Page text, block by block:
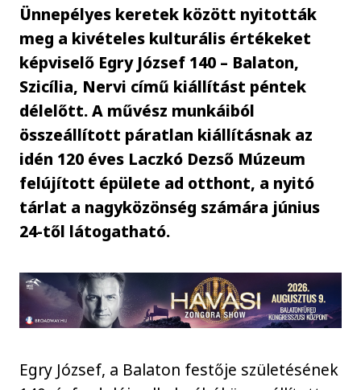
Ünnepélyes keretek között nyitották
meg a kivételes kulturális értékeket
képviselő Egry József 140 – Balaton,
Szicília, Nervi című kiállítást péntek
délelőtt. A művész munkáiból
összeállított páratlan kiállításnak az
idén 120 éves Laczkó Dezső Múzeum
felújított épülete ad otthont, a nyitó
tárlat a nagyközönség számára június
24-től látogatható.
Egry József, a Balaton festője születésének